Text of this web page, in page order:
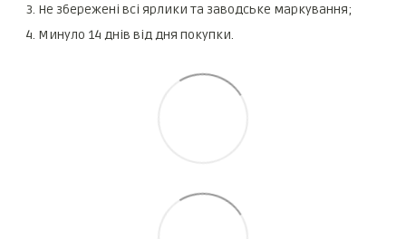
Не збережені всі ярлики та заводське маркування;
Минуло 14 днів від дня покупки.